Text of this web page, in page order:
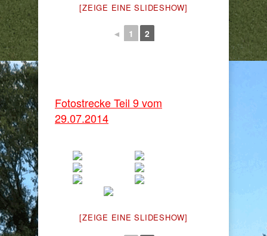
[ZEIGE EINE SLIDESHOW]
◄ 1 2
Fotostrecke Teil 9 vom
29.07.2014
[ZEIGE EINE SLIDESHOW]